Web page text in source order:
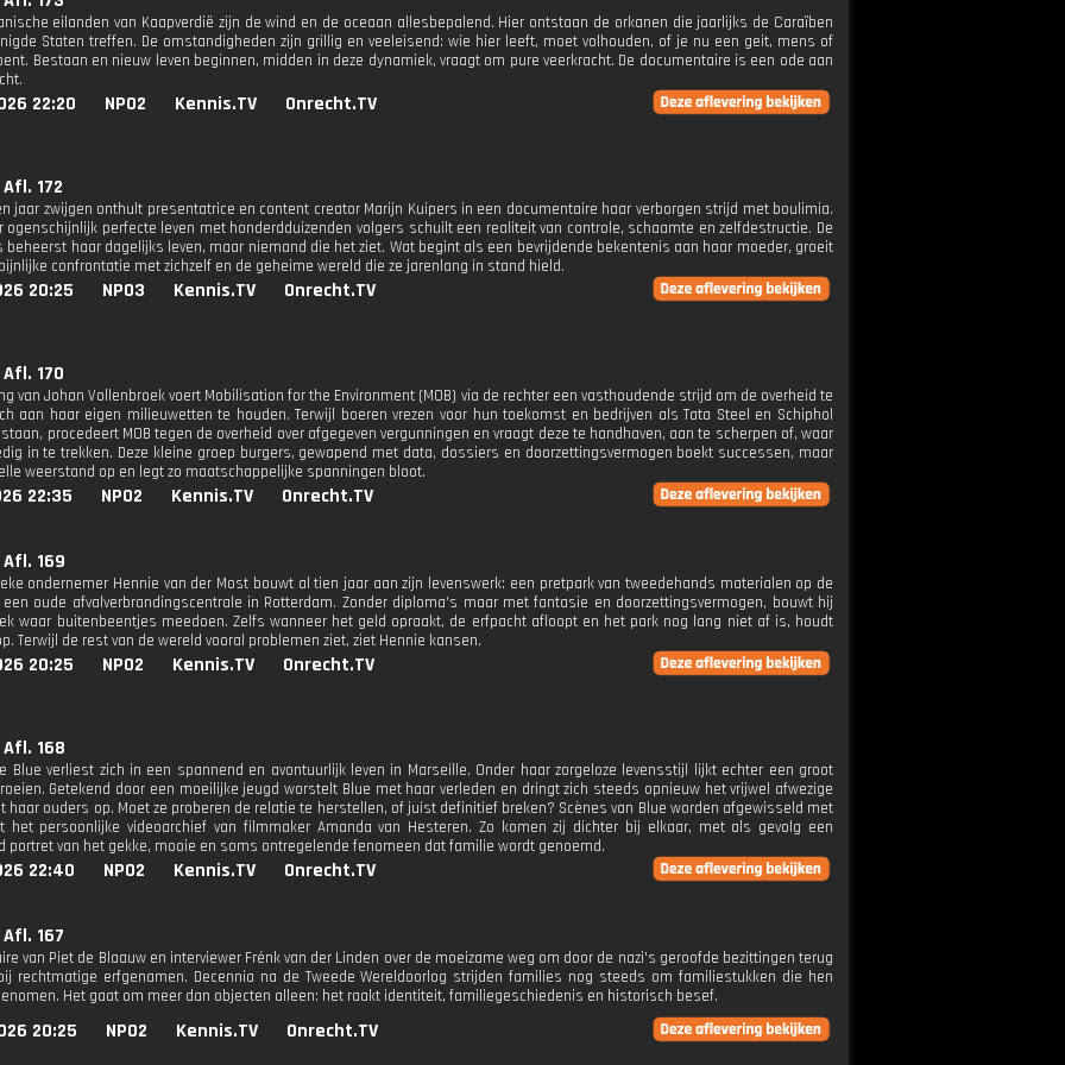
eilanden van Kaapverdië zijn de wind en de oceaan allesbepalend. Hier ontstaan de orkanen die jaarlijks de Caraïben
Staten treffen. De omstandigheden zijn grillig en veeleisend: wie hier leeft, moet volhouden, of je nu een geit, mens of
Bestaan en nieuw leven beginnen, midden in deze dynamiek, vraagt om pure veerkracht. De documentaire is een ode aan
22:20 NPO2 Kennis.TV Onrecht.TV
Afl. 172
jaar zwijgen onthult presentatrice en content creator Marijn Kuipers in een documentaire haar verborgen strijd met boulimia.
ogenschijnlijk perfecte leven met honderdduizenden volgers schuilt een realiteit van controle, schaamte en zelfdestructie. De
beheerst haar dagelijks leven, maar niemand die het ziet. Wat begint als een bevrijdende bekentenis aan haar moeder, groeit
confrontatie met zichzelf en de geheime wereld die ze jarenlang in stand hield.
20:25 NPO3 Kennis.TV Onrecht.TV
Afl. 170
van Johan Vollenbroek voert Mobilisation for the Environment (MOB) via de rechter een vasthoudende strijd om de overheid te
aan haar eigen milieuwetten te houden. Terwijl boeren vrezen voor hun toekomst en bedrijven als Tata Steel en Schiphol
procedeert MOB tegen de overheid over afgegeven vergunningen en vraagt deze te handhaven, aan te scherpen of, waar
in te trekken. Deze kleine groep burgers, gewapend met data, dossiers en doorzettingsvermogen boekt successen, maar
weerstand op en legt zo maatschappelijke spanningen bloot.
22:35 NPO2 Kennis.TV Onrecht.TV
Afl. 169
ondernemer Hennie van der Most bouwt al tien jaar aan zijn levenswerk: een pretpark van tweedehands materialen op de
oude afvalverbrandingscentrale in Rotterdam. Zonder diploma's maar met fantasie en doorzettingsvermogen, bouwt hij
waar buitenbeentjes meedoen. Zelfs wanneer het geld opraakt, de erfpacht afloopt en het park nog lang niet af is, houdt
Terwijl de rest van de wereld vooral problemen ziet, ziet Hennie kansen.
20:25 NPO2 Kennis.TV Onrecht.TV
Afl. 168
Blue verliest zich in een spannend en avontuurlijk leven in Marseille. Onder haar zorgeloze levensstijl lijkt echter een groot
Getekend door een moeilijke jeugd worstelt Blue met haar verleden en dringt zich steeds opnieuw het vrijwel afwezige
haar ouders op. Moet ze proberen de relatie te herstellen, of juist definitief breken? Scènes van Blue worden afgewisseld met
het persoonlijke videoarchief van filmmaker Amanda van Hesteren. Zo komen zij dichter bij elkaar, met als gevolg een
portret van het gekke, mooie en soms ontregelende fenomeen dat familie wordt genoemd.
22:40 NPO2 Kennis.TV Onrecht.TV
Afl. 167
van Piet de Blaauw en interviewer Frénk van der Linden over de moeizame weg om door de nazi's geroofde bezittingen terug
rechtmatige erfgenamen. Decennia na de Tweede Wereldoorlog strijden families nog steeds om familiestukken die hen
Het gaat om meer dan objecten alleen: het raakt identiteit, familiegeschiedenis en historisch besef.
20:25 NPO2 Kennis.TV Onrecht.TV